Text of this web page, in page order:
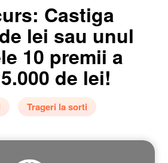
Castiga
lei sau unul
10 premii a
de lei!
Trageri la sorti